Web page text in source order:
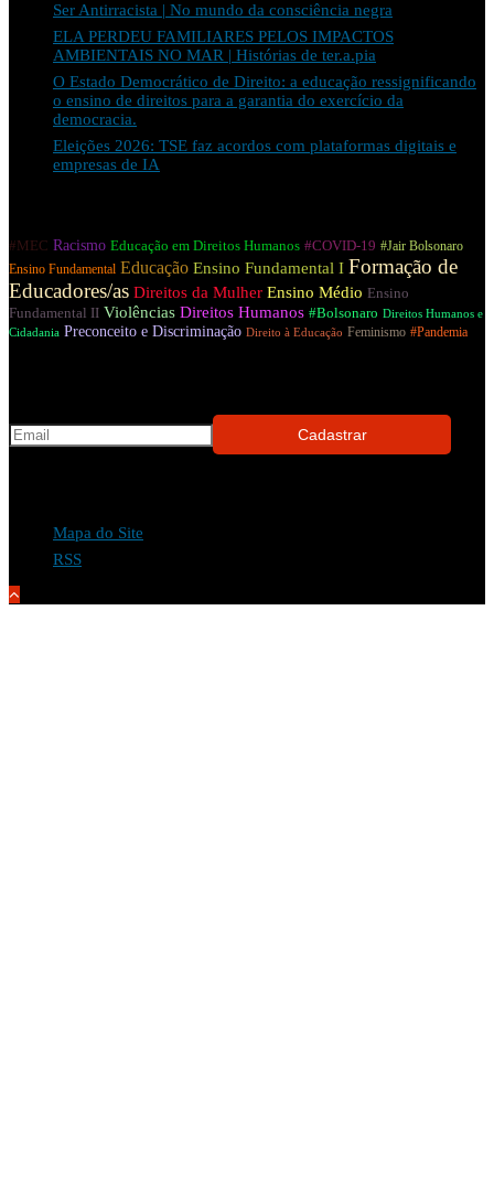
Ser Antirracista | No mundo da consciência negra
ELA PERDEU FAMILIARES PELOS IMPACTOS
AMBIENTAIS NO MAR | Histórias de ter.a.pia
O Estado Democrático de Direito: a educação ressignificando
o ensino de direitos para a garantia do exercício da
democracia.
Eleições 2026: TSE faz acordos com plataformas digitais e
empresas de IA
#MEC Racismo Educação em Direitos Humanos #COVID-19 #Jair Bolsonaro
Ensino Fundamental Educação Ensino Fundamental I Formação de
Educadores/as Direitos da Mulher Ensino Médio Ensino
Fundamental II Violências Direitos Humanos #Bolsonaro Direitos Humanos e
Cidadania Preconceito e Discriminação Direito à Educação Feminismo #Pandemia
Mapa do Site
RSS